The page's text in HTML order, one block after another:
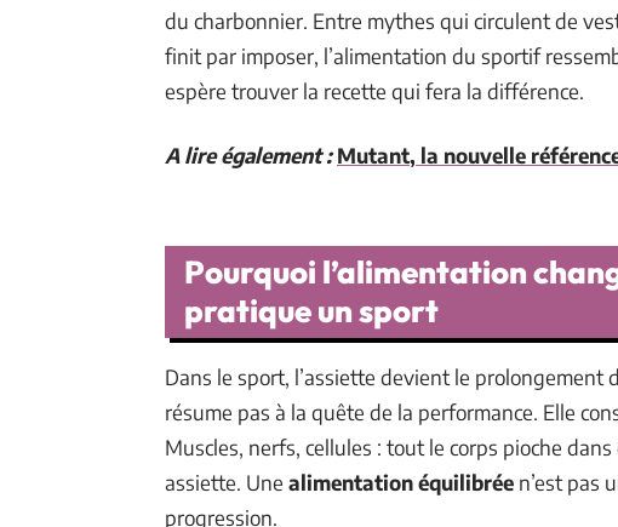
du charbonnier. Entre mythes qui circulent de
finit par imposer, l’alimentation du sportif
espère trouver la recette qui fera la différence.
A lire également : Mutant, la nouvelle
Pourquoi l’alimentation
pratique un sport
Dans le sport, l’assiette devient le prolongement
résume pas à la quête de la performance. Elle
Muscles, nerfs, cellules : tout le corps pioche
assiette. Une alimentation équilibrée n’est pas
progression.